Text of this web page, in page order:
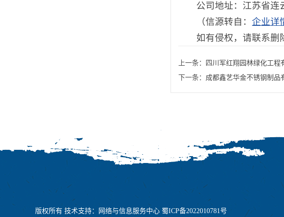
公司地址：江苏省连
（信源转自： 企业详
如有侵权，请联系删
上一条：
四川军红翔园林绿化工程
下一条： 成都鑫艺华金不锈钢制品
版权所有 技术支持：网络与信息服务中心 蜀ICP备2022010781号